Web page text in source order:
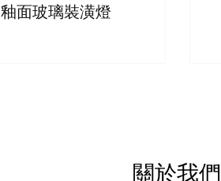
釉面玻璃裝潢燈
關於我們